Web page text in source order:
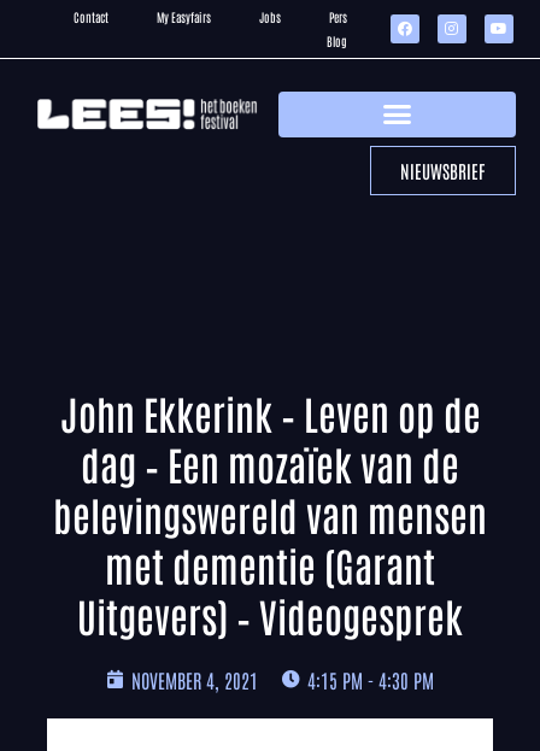
Contact My Easyfairs Jobs
Pers
Blog
NIEUWSBRIEF
John Ekkerink – Leven op de
dag – Een mozaïek van de
belevingswereld van mensen
met dementie (Garant
Uitgevers) – Videogesprek
NOVEMBER 4, 2021 4:15 PM - 4:30 PM